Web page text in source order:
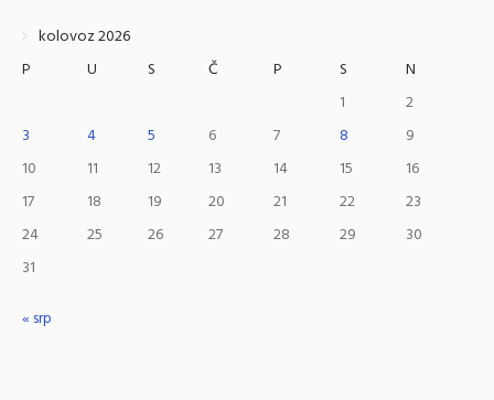
kolovoz 2026
P
U S Č P S
N
1
2
3
4 5 6 7 8
9
10
11 12 13 14 15
16
17
18 19 20 21 22
23
24
25 26 27 28 29
30
31
« srp